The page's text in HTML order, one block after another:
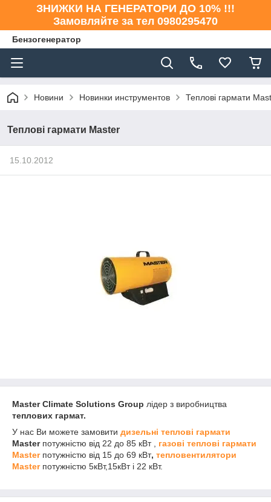
ЗНИЖКИ НА ГЕНЕРАТОРИ ДО 10% !!!
Замовляйте за тел 0980295470
Бензогенератор
Новини Новинки инструментов Теплові гармати
Теплові гармати Master
15.10.2012
Master Climate Solutions Group лідер з виробництва
теплових гармат.
У нас Ви можете замовити дизельні теплові гармати
Master потужністю від 22 до 85 кВт ,
газові теплові гармати
Master потужністю від 15 до 69 кВт, тепловентилятори
Master потужністю 5кВт,15кВт і 22 кВт.